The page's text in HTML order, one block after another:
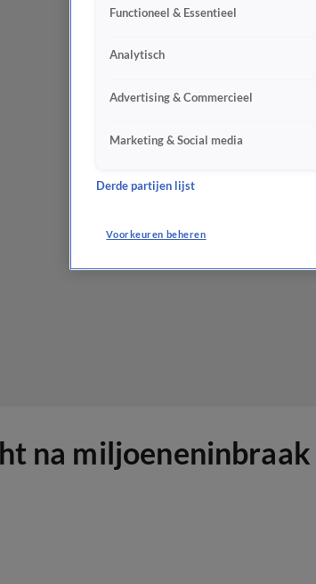
na
Functioneel & Essentieel
Analytisch
Advertising & Commercieel
Marketing & Social media
Derde partijen lijst
Voorkeuren beheren